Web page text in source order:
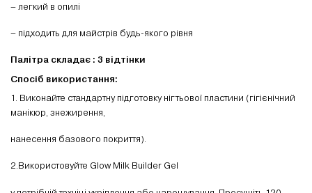
– легкий в опилі
– підходить для майстрів будь-якого рівня
Палітра складає : 3 відтінки
Спосіб використання:
1. Виконайте стандартну підготовку нігтьової пластини (гігієнічний
манікюр, знежирення,
нанесення базового покриття).
2.Використовуйте Glow Milk Builder Gel